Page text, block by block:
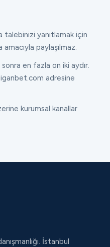
talebinizi yanıtlamak için
paylaşılmaz.
en fazla on iki aydır.
adresine
kurumsal kanallar
İstanbul